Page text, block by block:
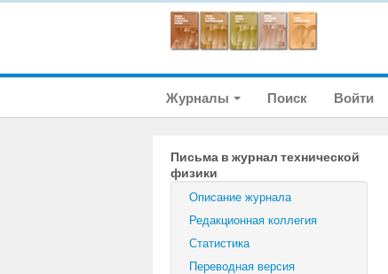
Журналы Поиск Войти
Письма в журнал технической
физики
Описание журнала
Редакционная коллегия
Статистика
Переводная версия